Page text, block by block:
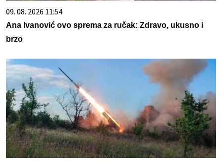
09. 08. 2026 11:54
Ana Ivanović ovo sprema za ručak: Zdravo, ukusno i
brzo